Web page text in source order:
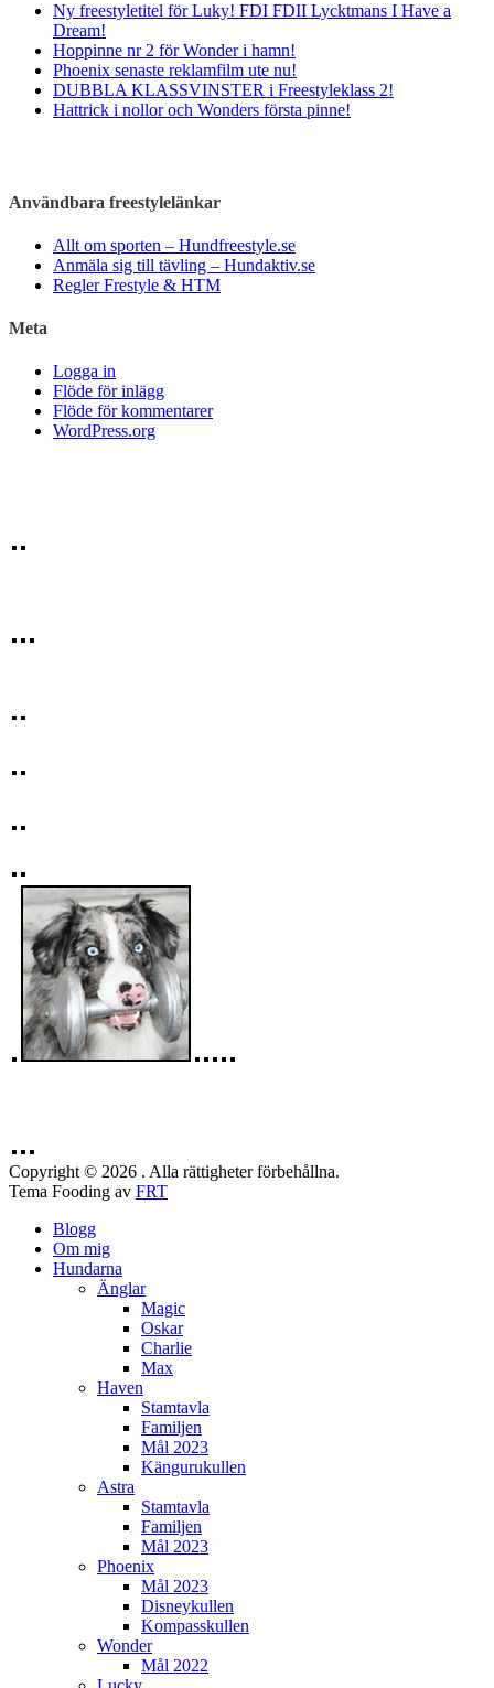
Ny freestyletitel för Luky! FDI FDII Lycktmans I Have a
Dream!
Hoppinne nr 2 för Wonder i hamn!
Phoenix senaste reklamfilm ute nu!
DUBBLA KLASSVINSTER i Freestyleklass 2!
Hattrick i nollor och Wonders första pinne!
Användbara freestylelänkar
Allt om sporten – Hundfreestyle.se
Anmäla sig till tävling – Hundaktiv.se
Regler Frestyle & HTM
Meta
Logga in
Flöde för inlägg
Flöde för kommentarer
WordPress.org
Copyright © 2026 . Alla rättigheter förbehållna.
Tema Fooding av FRT
Blogg
Om mig
Hundarna
Änglar
Magic
Oskar
Charlie
Max
Haven
Stamtavla
Familjen
Mål 2023
Kängurukullen
Astra
Stamtavla
Familjen
Mål 2023
Phoenix
Mål 2023
Disneykullen
Kompasskullen
Wonder
Mål 2022